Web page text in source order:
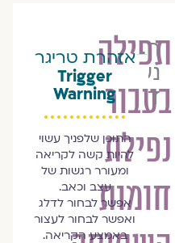
תפילה‭
‬בעבור
נפילת‭
‬חומות‭
הרַבָּה
נעמה
דפני
אזהרת טריגר
Trigger
Warning
התוכן שלפניך עשוי
להיות קשה לקריאה
ומעורר רגשות של
עצב וכאב.
אפשר לבחור לדלג
ואפשר לבחור לעצור
באמצע הקריאה.